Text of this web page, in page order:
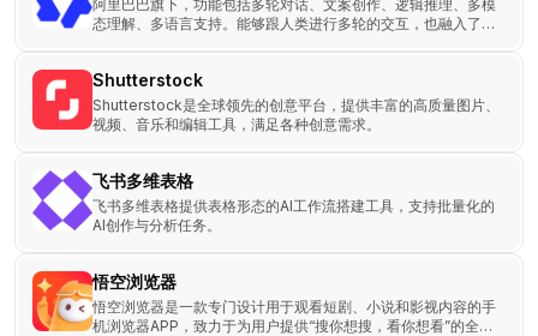
阿里巴巴旗下，功能包括多轮对话、文案创作、逻辑推理、多模
态理解、多语言支持。能够跟人类进行多轮的交互，也融入了多
Shutterstock
Shutterstock是全球领先的创意平台，提供丰富的高质量图片、
视频、音乐和编辑工具，满足各种创意需求。
飞书多维表格
飞书多维表格提供表格形态的AI工作流搭建工具，支持批量化的
AI创作与分析任务。
悟空浏览器
悟空浏览器是一款专门设计用于观看短剧、小说和影视内容的手
机浏览器APP，致力于为用户提供“搜你想搜，看你想看”的全新